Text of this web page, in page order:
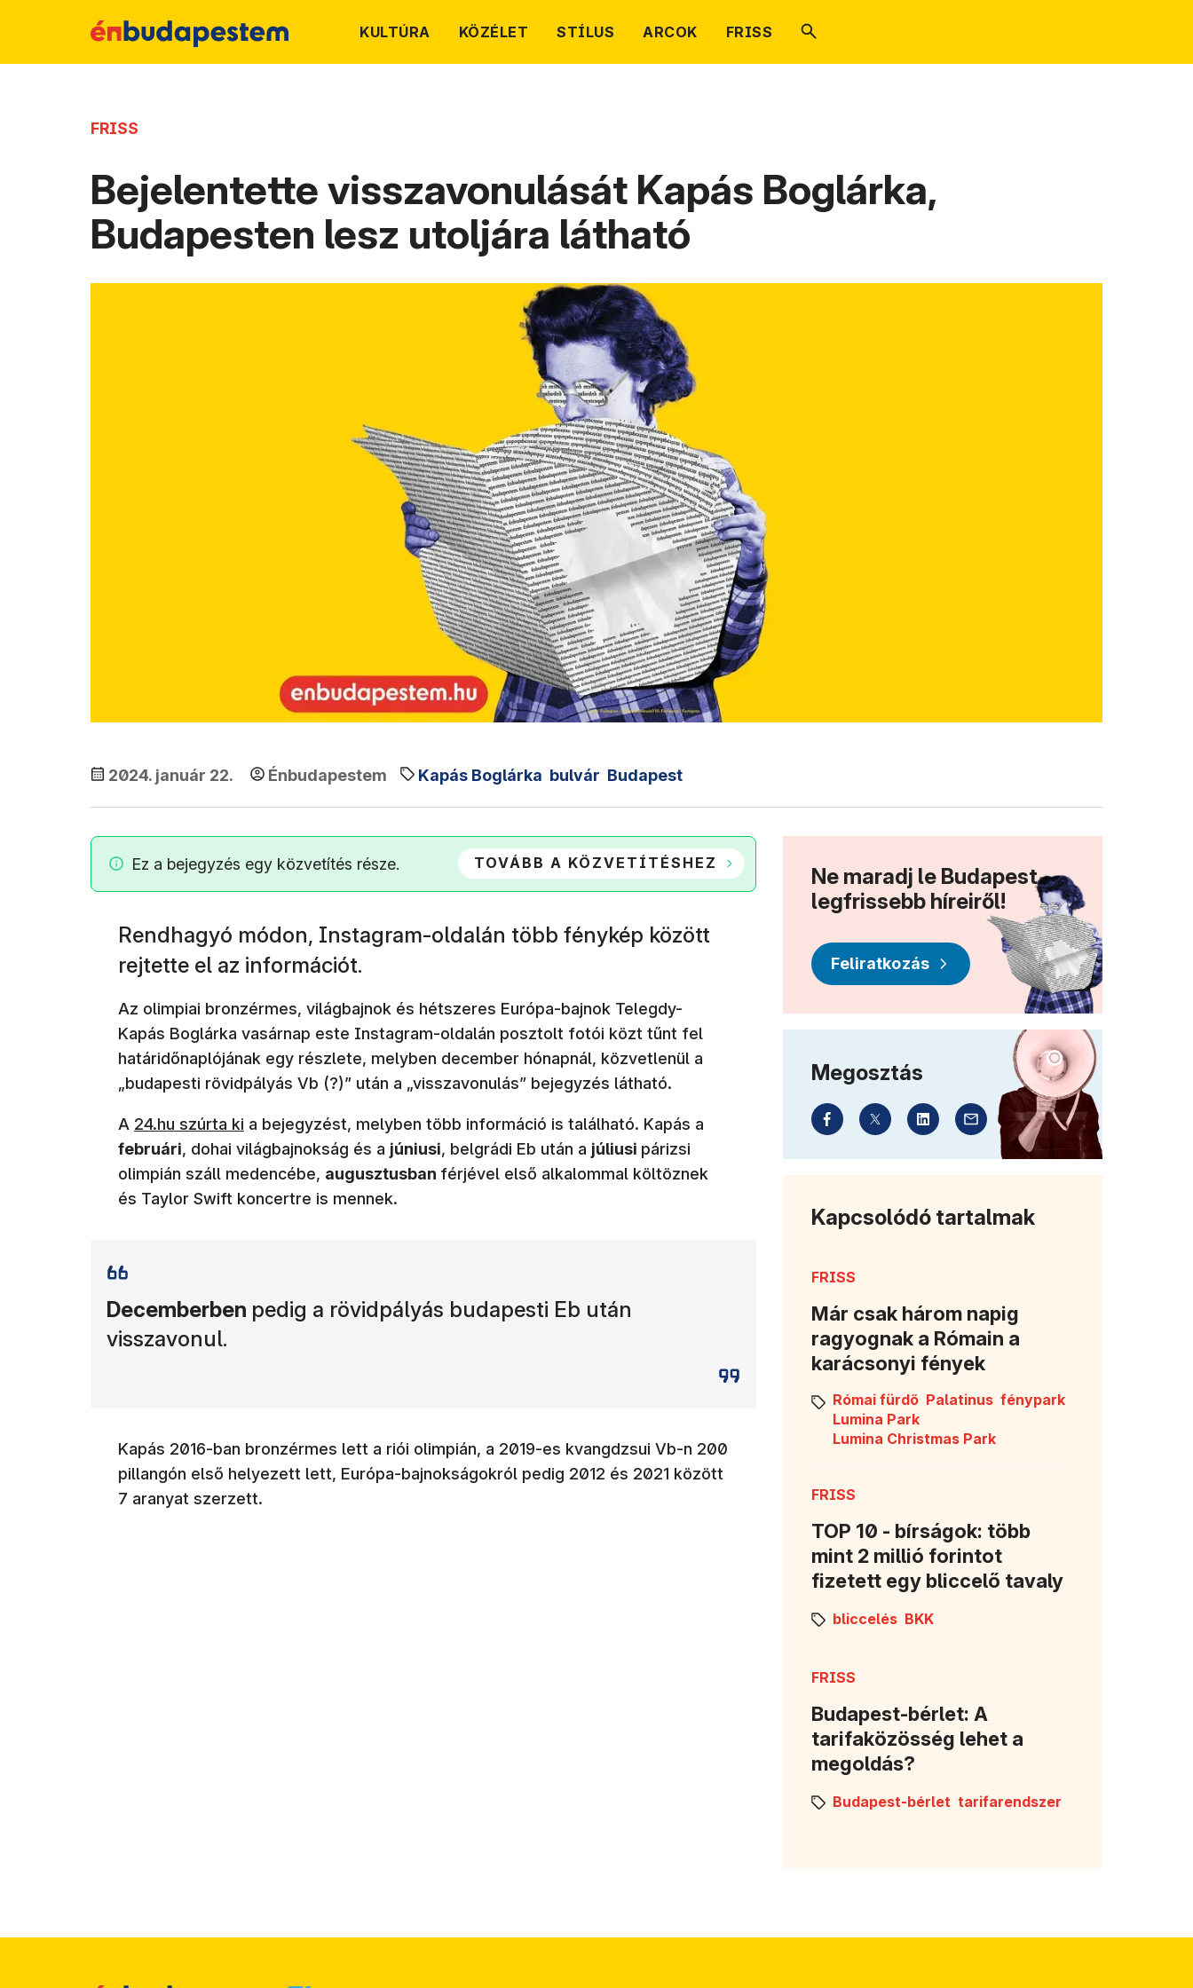
KULTÚRA KÖZÉLET STÍLUS ARCOK FRISS
FRISS
Bejelentette visszavonulását Kapás Boglárka,
Budapesten lesz utoljára látható
2024. január 22. Énbudapestem Kapás Boglárka bulvár Budapest
Ez a bejegyzés egy közvetítés része. TOVÁBB A KÖZVETÍTÉSHEZ
Rendhagyó módon, Instagram-oldalán több fénykép között
rejtette el az információt.
Az olimpiai bronzérmes, világbajnok és hétszeres Európa-bajnok Telegdy-
Kapás Boglárka vasárnap este Instagram-oldalán posztolt fotói közt tűnt fel
határidőnaplójának egy részlete, melyben december hónapnál, közvetlenül a
„budapesti rövidpályás Vb (?)” után a „visszavonulás” bejegyzés látható.
A 24.hu szúrta ki a bejegyzést, melyben több információ is található. Kapás a
februári, dohai világbajnokság és a júniusi, belgrádi Eb után a júliusi párizsi
olimpián száll medencébe, augusztusban férjével első alkalommal költöznek
és Taylor Swift koncertre is mennek.
Decemberben pedig a rövidpályás budapesti Eb után
visszavonul.
Kapás 2016-ban bronzérmes lett a riói olimpián, a 2019-es kvangdzsui Vb-n 200
pillangón első helyezett lett, Európa-bajnokságokról pedig 2012 és 2021 között
7 aranyat szerzett.
Ne maradj le Budapest
legfrissebb híreiről!
Feliratkozás
Megosztás
Kapcsolódó tartalmak
FRISS
Már csak három napig
ragyognak a Rómain a
karácsonyi fények
Római fürdő Palatinus fénypark
Lumina Park
Lumina Christmas Park
FRISS
TOP 10 - bírságok: több
mint 2 millió forintot
fizetett egy bliccelő tavaly
bliccelés BKK
FRISS
Budapest-bérlet: A
tarifaközösség lehet a
megoldás?
Budapest-bérlet tarifarendszer